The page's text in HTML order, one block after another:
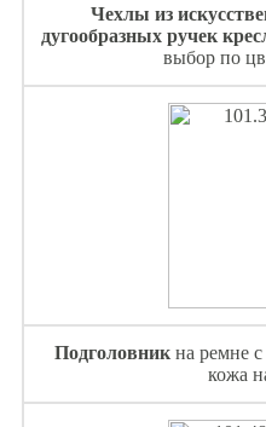
Чехлы из
дугообразных ручек
выбор по
Подголовник на ремне
кожа